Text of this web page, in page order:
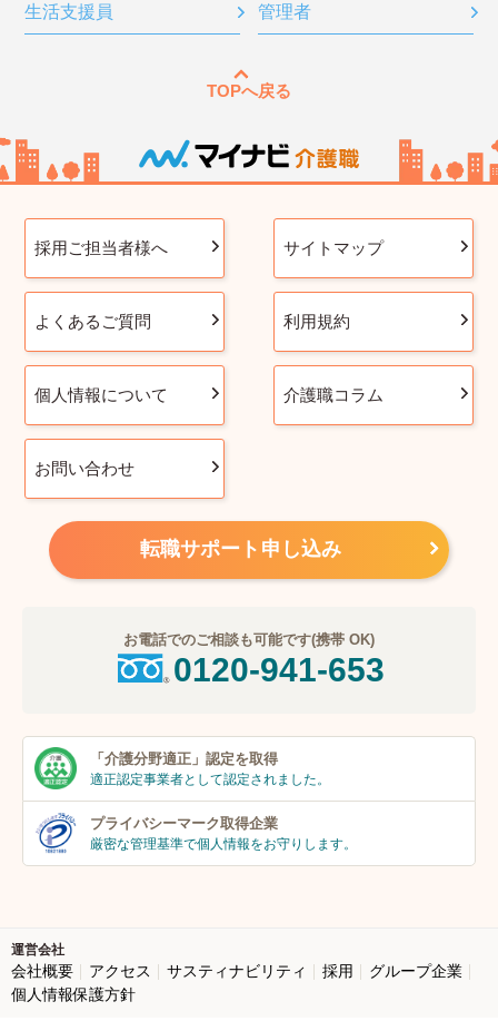
生活支援員 管理者
TOPへ戻る
採用ご担当者様へ サイトマップ
よくあるご質問 利用規約
個人情報について 介護職コラム
お問い合わせ
転職サポート申し込み
お電話でのご相談も可能です(携帯 OK)
0120-941-653
「介護分野適正」 認定を取得
適正認定事業者として認定されました。
プライバシーマーク取得企業
厳密な管理基準で個人情報をお守りします。
運営会社
会社概要 アクセス サスティナビリティ 採用
グループ企業
個人情報保護方針